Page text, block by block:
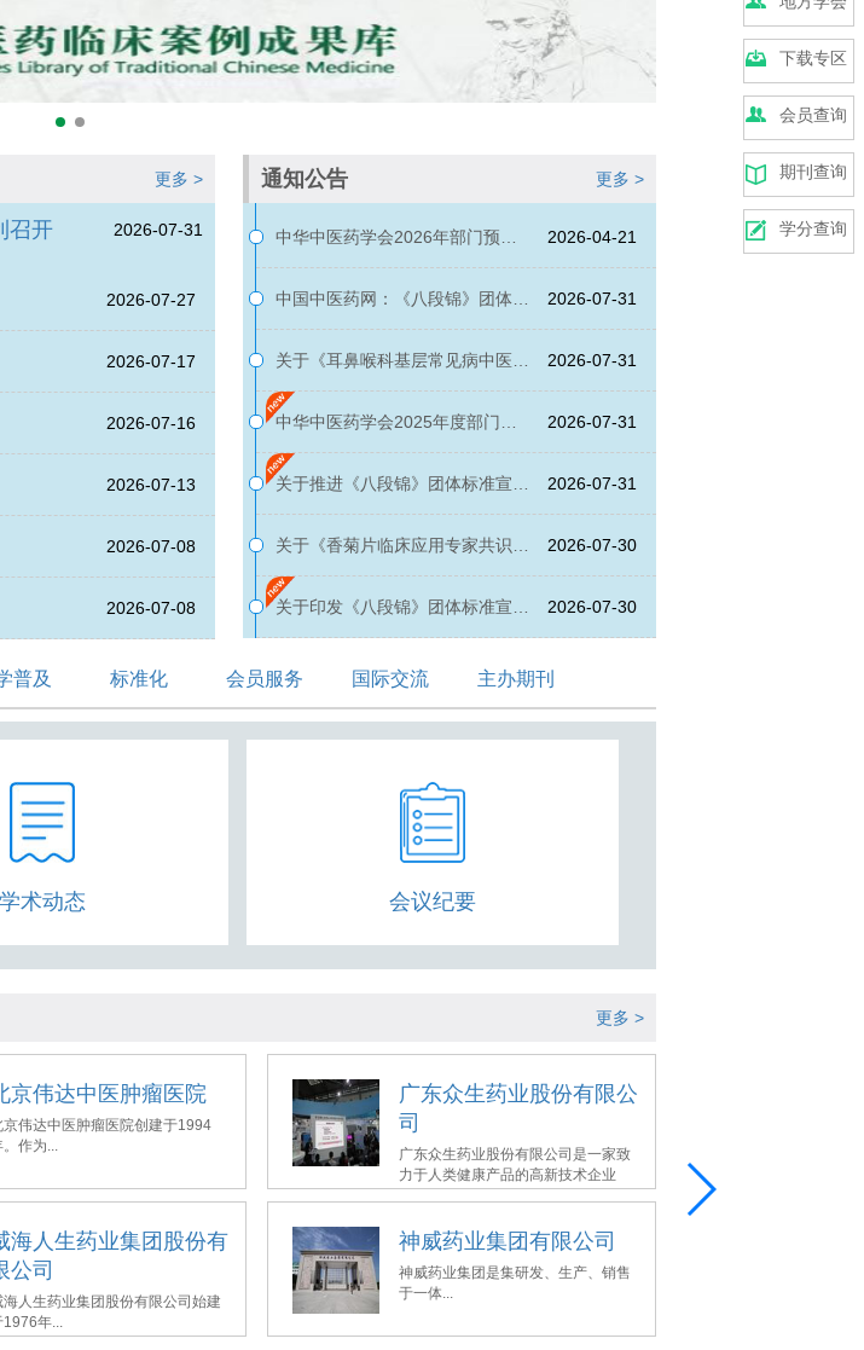
更多 >
召开 2026-07-31
2026-07-27
2026-07-17
2026-07-16
2026-07-13
2026-07-08
2026-07-08
通知公告 更多 >
中华中医药学会2026年部门预算
公开报告
2026-04-21
中国中医药网：《八段锦》团体标
准宣贯推广工作会举办
2026-07-31
关于《耳鼻喉科基层常见病中医穴
位贴敷干预专家共识》等四项拟发
布专家共识项目公示的通知
2026-07-31
中华中医药学会2025年度部门决
算公开报告
2026-07-31
关于推进《八段锦》团体标准宣贯
实施的通知
2026-07-31
关于《香菊片临床应用专家共识》
拟发布专家共识项目公示的通知
2026-07-30
关于印发《八段锦》团体标准宣贯
实施推广方案的通知
2026-07-30
普及 标准化 会员服务 国际交流 主办期刊
学术动态 会议纪要
更多 >
京伟达中医肿瘤医院
京伟达中医肿瘤医院创建于1994
。作为...
海人生药业集团股份有
公司
海人生药业集团股份有限公司始建
1976年...
广东众生药业股份有限公
司
广东众生药业股份有限公司是一家致
力于人类健康产品的高新技术企业
神威药业集团有限公司
神威药业集团是集研发、生产、销售
于一体...
下载专区
会员查询
期刊查询
学分查询